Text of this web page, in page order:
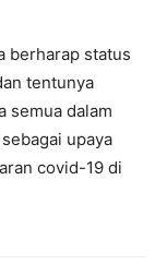
berharap status
tentunya
semua dalam
upaya
covid-19 di